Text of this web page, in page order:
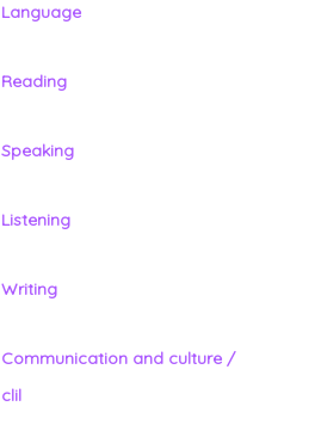
Language
Reading
Speaking
Listening
Writing
Communication and culture /
clil